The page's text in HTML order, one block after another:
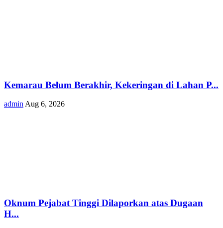
Kemarau Belum Berakhir, Kekeringan di Lahan P...
adminAug 6, 2026
Oknum Pejabat Tinggi Dilaporkan atas Dugaan
H...